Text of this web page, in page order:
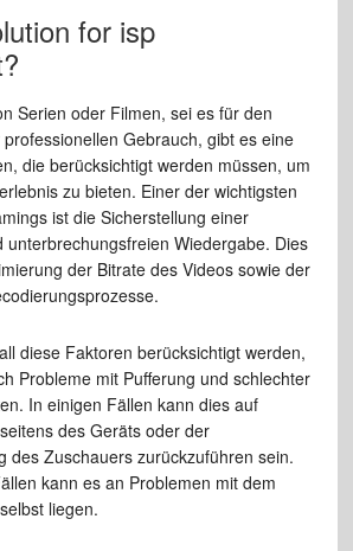
for isp
Serien oder Filmen, sei es für den
Gebrauch, gibt es eine
die berücksichtigt werden müssen, um
zu bieten. Einer der wichtigsten
ist die Sicherstellung einer
unterbrechungsfreien Wiedergabe. Dies
der Bitrate des Videos sowie der
diese Faktoren berücksichtigt werden,
Probleme mit Pufferung und schlechter
In einigen Fällen kann dies auf
des Geräts oder der
des Zuschauers zurückzuführen sein.
kann es an Problemen mit dem
liegen.